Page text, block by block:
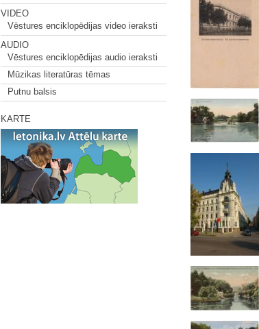
VIDEO
Vēstures enciklopēdijas video ieraksti
AUDIO
Vēstures enciklopēdijas audio ieraksti
Mūzikas literatūras tēmas
Putnu balsis
KARTE